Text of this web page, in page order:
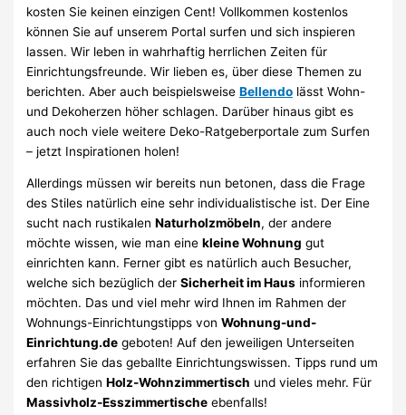
kosten Sie keinen einzigen Cent! Vollkommen kostenlos
können Sie auf unserem Portal surfen und sich inspieren
lassen. Wir leben in wahrhaftig herrlichen Zeiten für
Einrichtungsfreunde. Wir lieben es, über diese Themen zu
berichten. Aber auch beispielsweiseBellendo lässt Wohn-
und Dekoherzen höher schlagen. Darüber hinaus gibt es
auch noch viele weitere Deko-Ratgeberportale zum Surfen
– jetzt Inspirationen holen!
Allerdings müssen wir bereits nun betonen, dass die Frage
des Stiles natürlich eine sehr individualistische ist. Der Eine
sucht nach rustikalenNaturholzmöbeln, der andere
möchte wissen, wie man einekleine Wohnung gut
einrichten kann. Ferner gibt es natürlich auch Besucher,
welche sich bezüglich derSicherheit im Haus informieren
möchten. Das und viel mehr wird Ihnen im Rahmen der
Wohnungs-Einrichtungstipps vonWohnung-und-
Einrichtung.de geboten! Auf den jeweiligen Unterseiten
erfahren Sie das geballte Einrichtungswissen. Tipps rund um
den richtigenHolz-Wohnzimmertisch und vieles mehr. Für
Massivholz-Esszimmertische ebenfalls!